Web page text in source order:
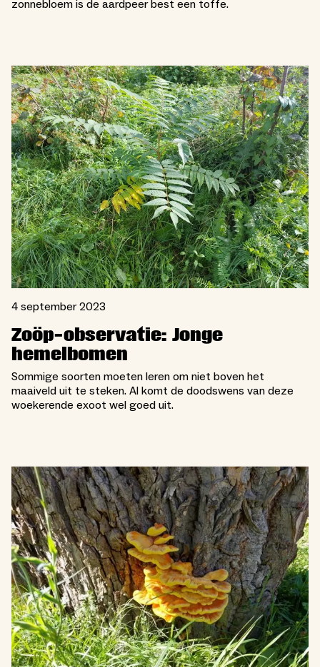
zonnebloem is de aardpeer best een toffe.
4 september 2023
Zoöp-observatie: Jonge
hemelbomen
Sommige soorten moeten leren om niet boven het
maaiveld uit te steken. Al komt de doodswens van deze
woekerende exoot wel goed uit.